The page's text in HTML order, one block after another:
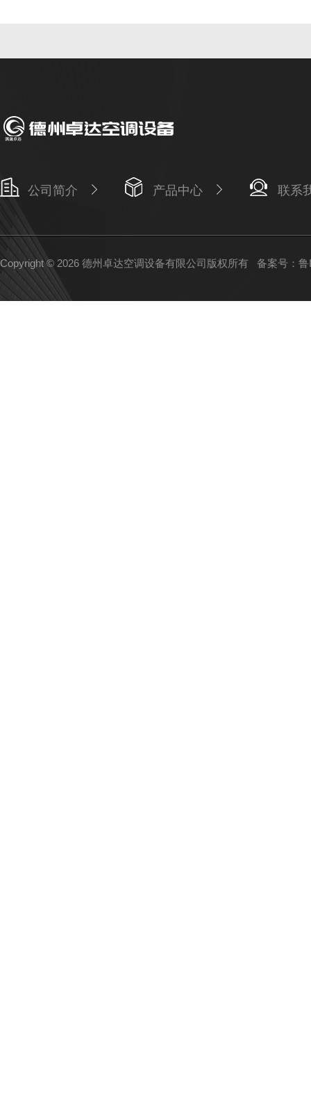
公司简介 产品中心 联系
Copyright © 2026 德州卓达空调设备有限公司版权所有 备案号：